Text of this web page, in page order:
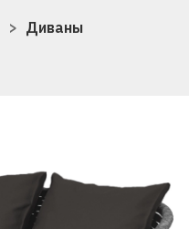
Диваны